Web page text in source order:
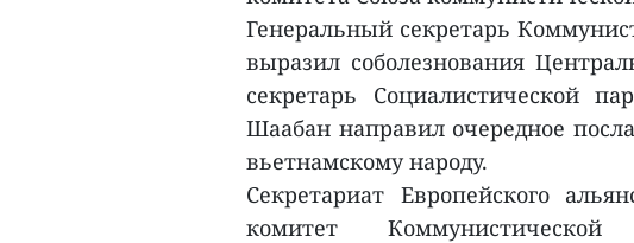
Генеральный секретарь
выразил соболезнования
секретарь Социалистической
Шаабан направил очередное
вьетнамскому народу.
Секретариат Европейского
комитет